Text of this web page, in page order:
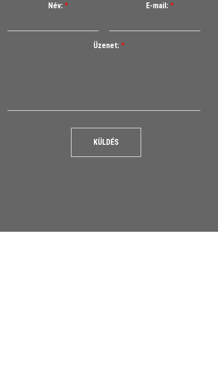
Név: * E-mail: *
Üzenet: *
KÜLDÉS